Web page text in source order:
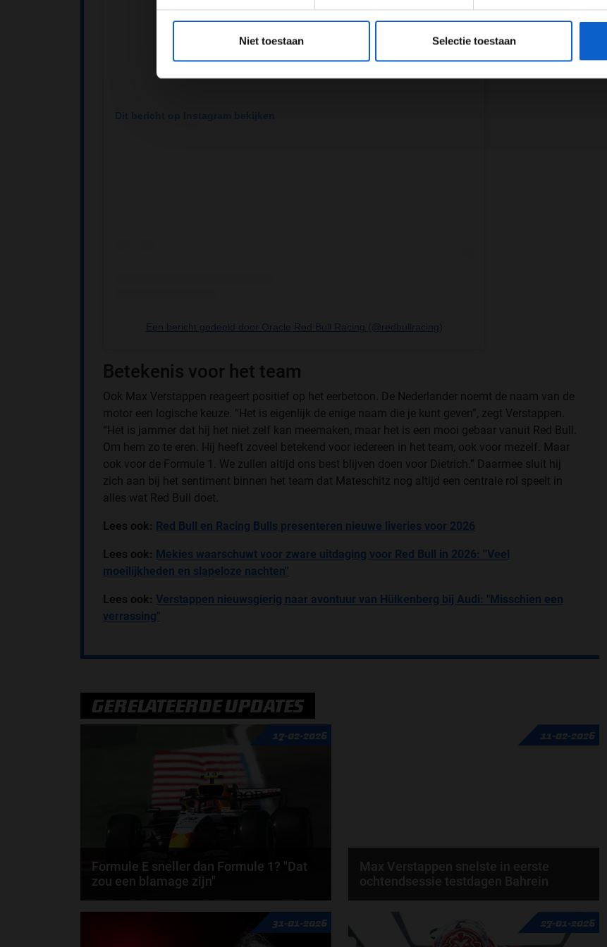
Niet toestaan Selectie toestaan
Dit bericht op Instagram bekijken
Een bericht gedeeld door Oracle Red Bull Racing (@redbullracing)
Betekenis voor het team
Ook Max Verstappen reageert positief op het eerbetoon. De Nederlander noemt de naam van de
motor een logische keuze. “Het is eigenlijk de enige naam die je kunt geven”, zegt Verstappen.
“Het is jammer dat hij het niet zelf kan meemaken, maar het is een mooi gebaar vanuit Red Bull.
Om hem zo te eren. Hij heeft zoveel betekend voor iedereen in het team, ook voor mezelf. Maar
ook voor de Formule 1. We zullen altijd ons best blijven doen voor Dietrich.” Daarmee sluit hij
zich aan bij het sentiment binnen het team dat Mateschitz nog altijd een centrale rol speelt in
alles wat Red Bull doet.
Lees ook: Red Bull en Racing Bulls presenteren nieuwe liveries voor 2026
Lees ook: Mekies waarschuwt voor zware uitdaging voor Red Bull in 2026: ''Veel
moeilijkheden en slapeloze nachten''
Lees ook: Verstappen nieuwsgierig naar avontuur van Hülkenberg bij Audi: "Misschien een
verrassing"
GERELATEERDE UPDATES
17-02-2026
Formule E sneller dan Formule 1? "Dat
zou een blamage zijn"
Volgens voormalig Formule E-kampioen Lucas di
Grassi zijn Formule E-auto’s binnen een paar jaar
11-02-2026
Max Verstappen snelste in eerste
ochtendsessie testdagen Bahrein
Max Verstappen heeft de ochtendsessie van de
eerste testdag in Bahrein als snelste afgesloten...
31-01-2026 27-01-2026
*Raadpleeg onsprivacybeleidvoor meer informatie over gegevensgebruik